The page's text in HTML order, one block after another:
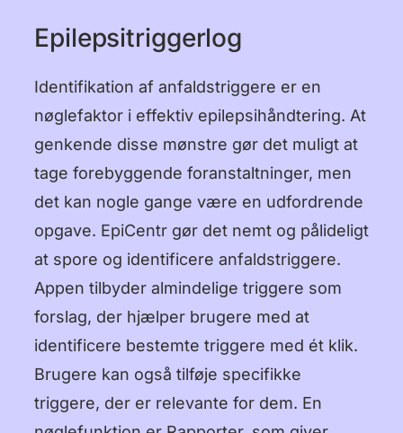
Epilepsitriggerlog
Identifikation af anfaldstriggere er en
nøglefaktor i effektiv epilepsihåndtering. At
genkende disse mønstre gør det muligt at
tage forebyggende foranstaltninger, men
det kan nogle gange være en udfordrende
opgave. EpiCentr gør det nemt og pålideligt
at spore og identificere anfaldstriggere.
Appen tilbyder almindelige triggere som
forslag, der hjælper brugere med at
identificere bestemte triggere med ét klik.
Brugere kan også tilføje specifikke
triggere, der er relevante for dem. En